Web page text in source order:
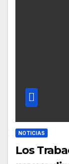
NOTICIAS
Los